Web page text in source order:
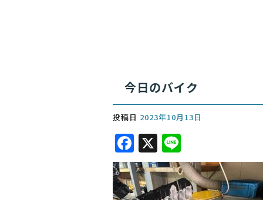
今日のバイク
投稿日 2023年10月13日
F
a
c
X
n
e